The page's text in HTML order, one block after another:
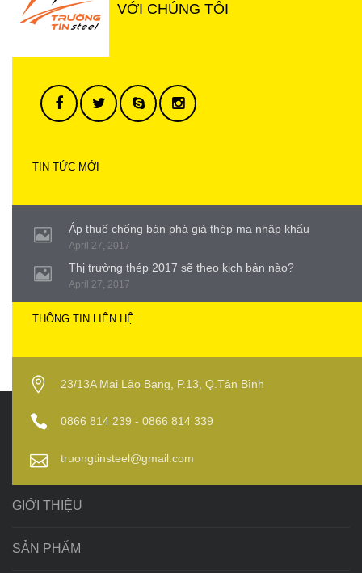
VỚI CHÚNG TÔI
TIN TỨC MỚI
Áp thuế chống bán phá giá thép mạ nhập khẩu
April 27, 2017
Thị trường thép 2017 sẽ theo kịch bản nào?
April 27, 2017
THÔNG TIN LIÊN HỆ
23/13A Mai Lão Bạng, P.13, Q.Tân Bình
0866 814 239 - 0866 814 339
truongtinsteel@gmail.com
GIỚI THIỆU
SẢN PHẨM